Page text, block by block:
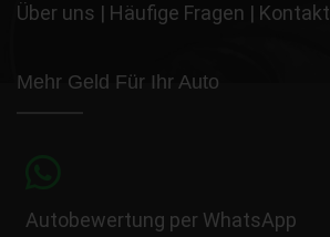
Über uns | Häufige Fragen | Kontakt
Mehr Geld Für Ihr Auto
Autobewertung per WhatsApp